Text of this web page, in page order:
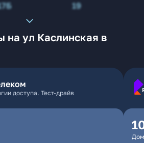
19
на ул Каслинская в
доступа. Тест-драйв